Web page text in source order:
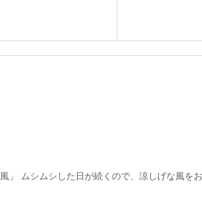
」 ムシムシした日が続くので、涼しげな風を